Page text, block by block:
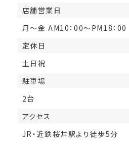
店舗営業日
月～金 AM10：00～PM18：00
定休日
土日祝
駐車場
2台
アクセス
JR・近鉄桜井駅より徒歩5分